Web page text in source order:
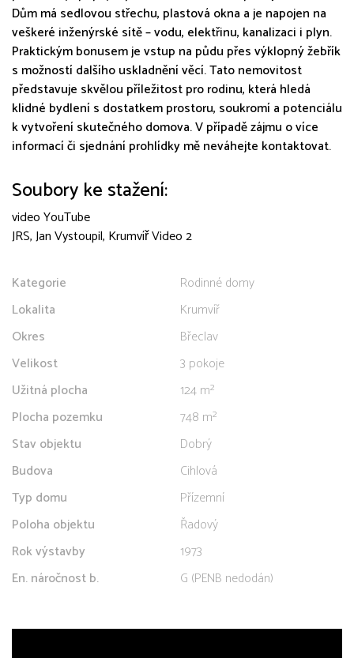
Dům má sedlovou střechu, plastová okna a je napojen na
veškeré inženýrské sítě – vodu, elektřinu, kanalizaci i plyn.
Praktickým bonusem je vstup na půdu přes výklopný žebřík
s možností dalšího uskladnění věcí. Tato nemovitost
představuje skvělou příležitost pro rodinu, která hledá
klidné bydlení s dostatkem prostoru, soukromí a potenciálu
k vytvoření skutečného domova. V případě zájmu o více
informací či sjednání prohlídky mě neváhejte kontaktovat.
Soubory ke stažení:
video YouTube
JRS, Jan Vystoupil, Krumvíř Video 2
Kategorie
Rodinné domy
Lokalita
Krumvíř
Okres
Břeclav
Velikost
3 pokoje
Užitná plocha
124 m²
Plocha pozemku
748 m²
Stav objektu
Dobrý
Budova
Cihlová
Typ domu
Přízemní
Poloha objektu
Řadový
Rok výstavby
1973
En. náročnost b.
G (PENB nedodán)